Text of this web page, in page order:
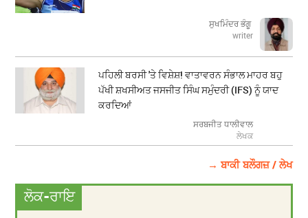
ਸੁਖਮਿੰਦਰ ਭੰਗੂ
writer
ਪਹਿਲੀ ਬਰਸੀ 'ਤੇ ਵਿਸ਼ੇਸ਼! ਵਾਤਾਵਰਨ ਸੰਭਾਲ ਮਾਹਰ ਬਹੁ
ਪੱਖੀ ਸ਼ਖਸੀਅਤ ਜਸਜੀਤ ਸਿੰਘ ਸਮੁੰਦਰੀ (IFS) ਨੂੰ ਯਾਦ
ਕਰਦਿਆਂ
ਸਰਬਜੀਤ ਧਾਲੀਵਾਲ
ਲੇਖਕ
→ ਬਾਕੀ ਬਲੌਗਜ਼ / ਲੇਖ
ਲੋਕ-ਰਾਇ